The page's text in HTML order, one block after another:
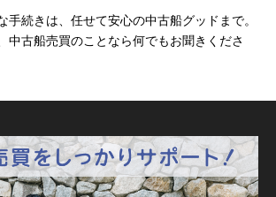
手続きは、任せて安心の中古船グッドまで。
中古船売買のことなら何でもお聞きくださ